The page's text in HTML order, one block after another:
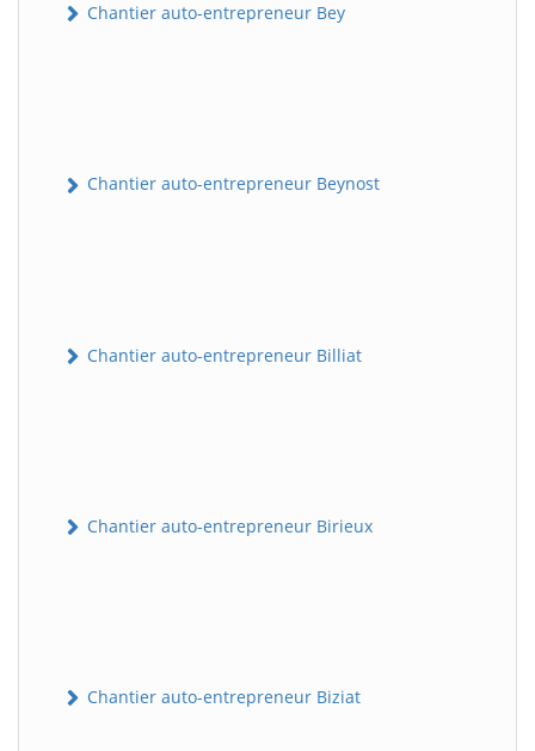
Chantier auto-entrepreneur Bey
Chantier auto-entrepreneur Beynost
Chantier auto-entrepreneur Billiat
Chantier auto-entrepreneur Birieux
Chantier auto-entrepreneur Biziat